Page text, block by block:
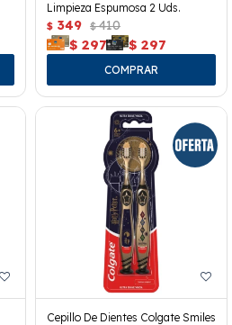
Limpieza Espumosa 2 Uds.
$ 349 $ 410
$ 297 $ 297
Cepillo De Dientes Colgate Smiles